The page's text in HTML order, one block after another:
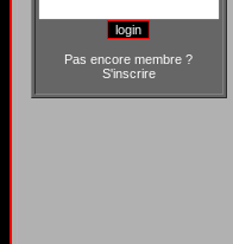
Pas encore membre ?
S'inscrire